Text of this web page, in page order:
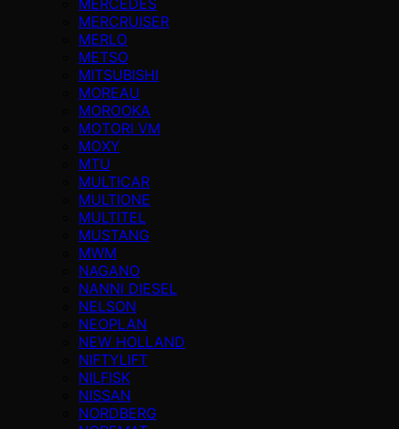
MERCRUISER
MERLO
METSO
MITSUBISHI
MOREAU
MOROOKA
MOTORI VM
MOXY
MTU
MULTICAR
MULTIONE
MULTITEL
MUSTANG
MWM
NAGANO
NANNI DIESEL
NELSON
NEOPLAN
NEW HOLLAND
NIFTYLIFT
NILFISK
NISSAN
NORDBERG